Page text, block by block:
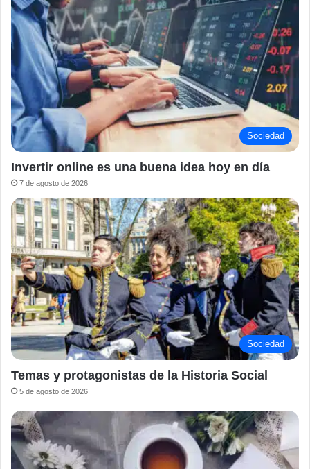
Sociedad
Invertir online es una buena idea hoy en día
7 de agosto de 2026
Sociedad
Temas y protagonistas de la Historia Social
5 de agosto de 2026